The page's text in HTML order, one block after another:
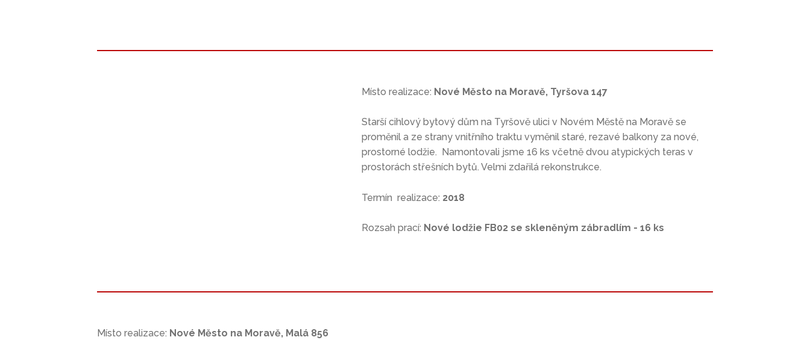
Místo realizace: Nové Město na Moravě, Tyršova 147
Starší cihlový bytový dům na Tyršově ulici v Novém Městě na Moravě se
proměnil a ze strany vnitřního traktu vyměnil staré, rezavé balkony za nové,
prostorné lodžie. Namontovali jsme 16 ks včetně dvou atypických teras v
prostorách střešních bytů. Velmi zdařilá rekonstrukce.
Termín realizace: 2018
Rozsah prací: Nové lodžie FB02 se skleněným zábradlím - 16 ks
Místo realizace: Nové Město na Moravě, Malá 856